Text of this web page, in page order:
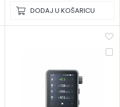
DODAJ U KOŠARICU